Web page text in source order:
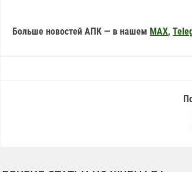
Больше новостей АПК — в нашем MAX,